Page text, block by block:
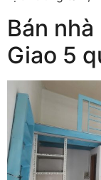
Bán nhà
Giao 5